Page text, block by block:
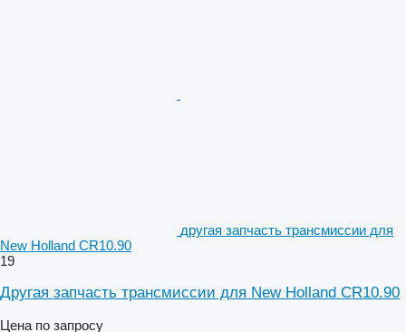
другая запчасть трансмиссии для
New Holland CR10.90
19
Другая запчасть трансмиссии для New Holland CR10.90
Цена по запросу